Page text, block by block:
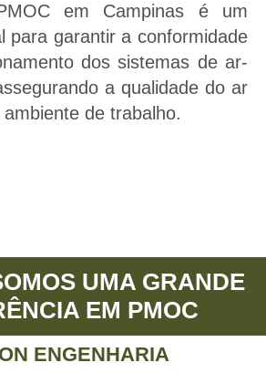
em Campinas é um
para garantir a conformidade
dos sistemas de ar-
a qualidade do ar
de trabalho.
UMA GRANDE
EM PMOC
ENGENHARIA